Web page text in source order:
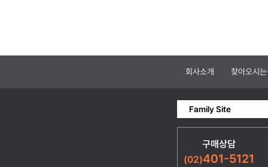
회사소개 찾아오시
Family Site
구매상담
(02)401-5121